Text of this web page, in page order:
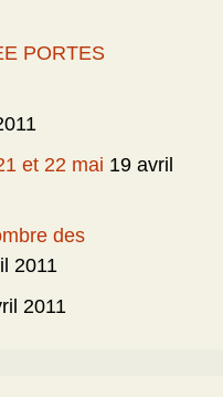
PORTES
et 22 mai 19 avril
des
2011
2011